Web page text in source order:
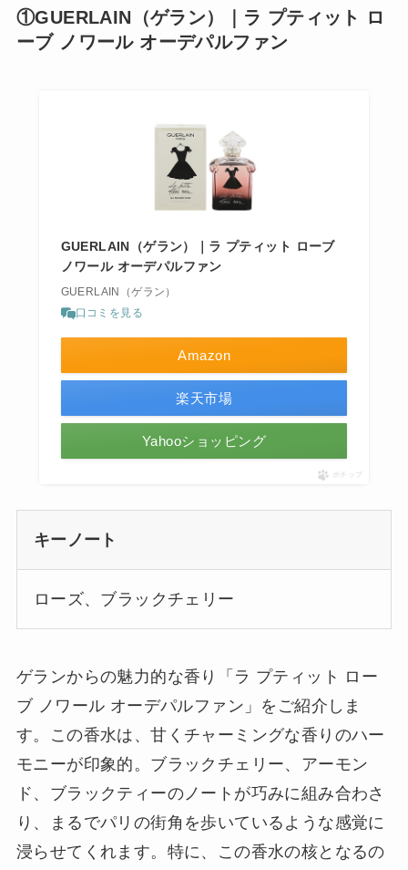
①GUERLAIN（ゲラン）｜ラ プティット ロ
ーブ ノワール オーデパルファン
GUERLAIN（ゲラン）｜ラ プティット ローブ
ノワール オーデパルファン
GUERLAIN（ゲラン）
口コミを見る
Amazon
楽天市場
Yahooショッピング
ポチップ
キーノート
ローズ、ブラックチェリー
ゲランからの魅力的な香り「ラ プティット ロー
ブ ノワール オーデパルファン」をご紹介しま
す。この香水は、甘くチャーミングな香りのハー
モニーが印象的。ブラックチェリー、アーモン
ド、ブラックティーのノートが巧みに組み合わさ
り、まるでパリの街角を歩いているような感覚に
浸らせてくれます。特に、この香水の核となるの